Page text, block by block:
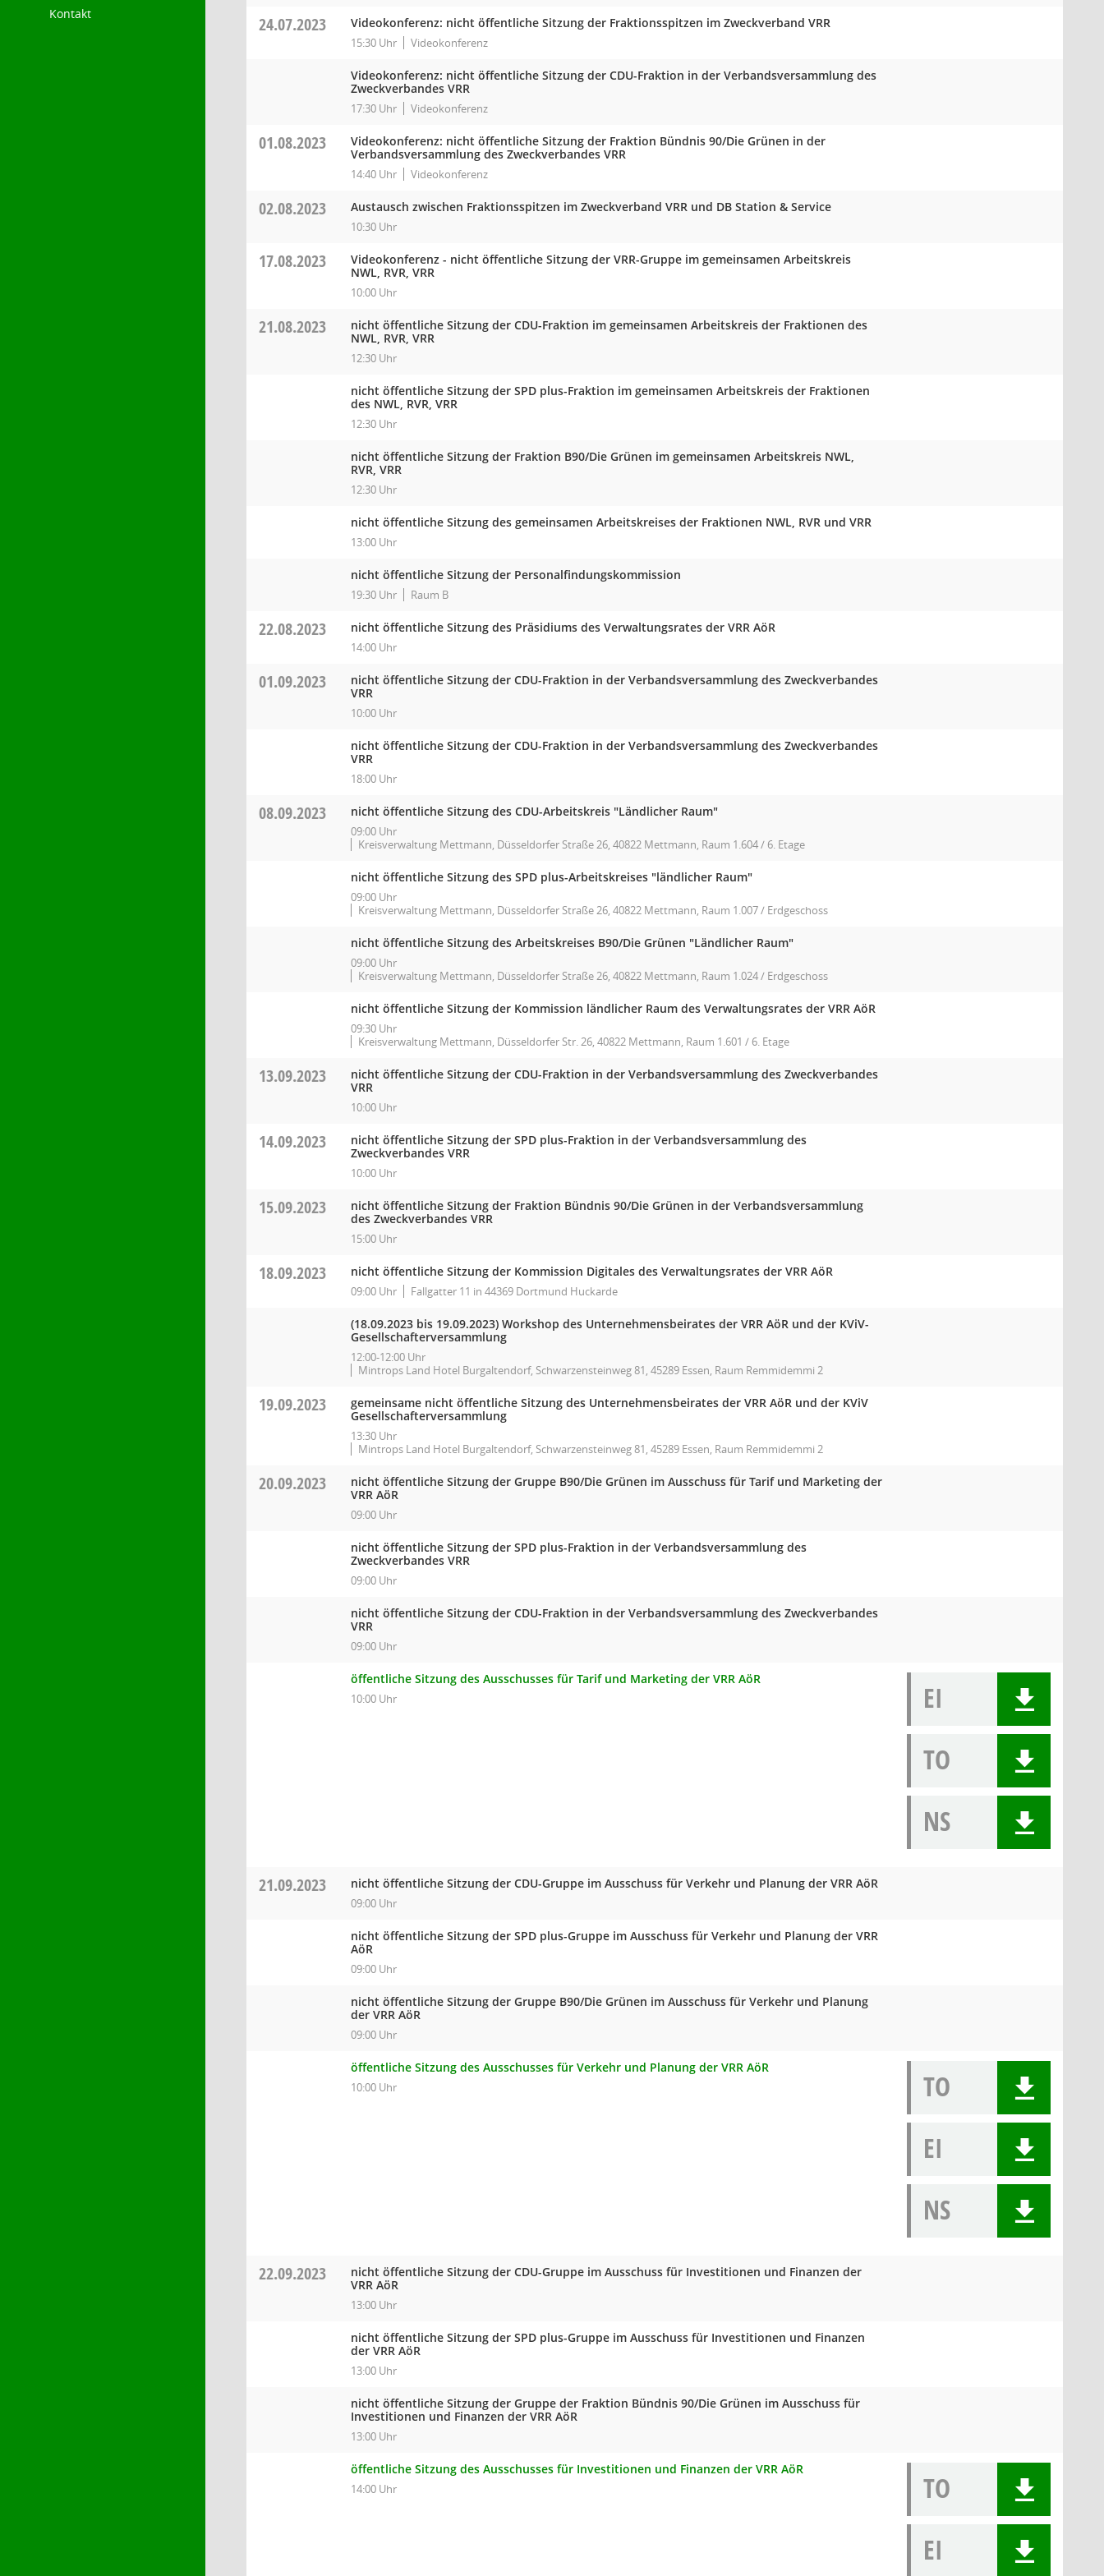
Kontakt
24.07.2023 Videokonferenz: nicht öffentliche Sitzung der Fraktionsspitzen im Zweckverband VRR
15:30 Uhr Videokonferenz
Videokonferenz: nicht öffentliche Sitzung der CDU-Fraktion in der Verbandsversammlung des
Zweckverbandes VRR
17:30 Uhr Videokonferenz
01.08.2023
Videokonferenz: nicht öffentliche Sitzung der Fraktion Bündnis 90/Die Grünen in der
Verbandsversammlung des Zweckverbandes VRR
14:40 Uhr Videokonferenz
02.08.2023 Austausch zwischen Fraktionsspitzen im Zweckverband VRR und DB Station & Service
10:30 Uhr
17.08.2023
Videokonferenz - nicht öffentliche Sitzung der VRR-Gruppe im gemeinsamen Arbeitskreis
NWL, RVR, VRR
10:00 Uhr
21.08.2023
nicht öffentliche Sitzung der CDU-Fraktion im gemeinsamen Arbeitskreis der Fraktionen des
NWL, RVR, VRR
12:30 Uhr
nicht öffentliche Sitzung der SPD plus-Fraktion im gemeinsamen Arbeitskreis der Fraktionen
des NWL, RVR, VRR
12:30 Uhr
nicht öffentliche Sitzung der Fraktion B90/Die Grünen im gemeinsamen Arbeitskreis NWL,
RVR, VRR
12:30 Uhr
nicht öffentliche Sitzung des gemeinsamen Arbeitskreises der Fraktionen NWL, RVR und VRR
13:00 Uhr
nicht öffentliche Sitzung der Personalfindungskommission
19:30 Uhr Raum B
22.08.2023 nicht öffentliche Sitzung des Präsidiums des Verwaltungsrates der VRR AöR
14:00 Uhr
01.09.2023
nicht öffentliche Sitzung der CDU-Fraktion in der Verbandsversammlung des Zweckverbandes
VRR
10:00 Uhr
nicht öffentliche Sitzung der CDU-Fraktion in der Verbandsversammlung des Zweckverbandes
VRR
18:00 Uhr
08.09.2023 nicht öffentliche Sitzung des CDU-Arbeitskreis "Ländlicher Raum"
09:00 Uhr
Kreisverwaltung Mettmann, Düsseldorfer Straße 26, 40822 Mettmann, Raum 1.604 / 6. Etage
nicht öffentliche Sitzung des SPD plus-Arbeitskreises "ländlicher Raum"
09:00 Uhr
Kreisverwaltung Mettmann, Düsseldorfer Straße 26, 40822 Mettmann, Raum 1.007 / Erdgeschoss
nicht öffentliche Sitzung des Arbeitskreises B90/Die Grünen "Ländlicher Raum"
09:00 Uhr
Kreisverwaltung Mettmann, Düsseldorfer Straße 26, 40822 Mettmann, Raum 1.024 / Erdgeschoss
nicht öffentliche Sitzung der Kommission ländlicher Raum des Verwaltungsrates der VRR AöR
09:30 Uhr
Kreisverwaltung Mettmann, Düsseldorfer Str. 26, 40822 Mettmann, Raum 1.601 / 6. Etage
13.09.2023
nicht öffentliche Sitzung der CDU-Fraktion in der Verbandsversammlung des Zweckverbandes
VRR
10:00 Uhr
14.09.2023
nicht öffentliche Sitzung der SPD plus-Fraktion in der Verbandsversammlung des
Zweckverbandes VRR
10:00 Uhr
15.09.2023
nicht öffentliche Sitzung der Fraktion Bündnis 90/Die Grünen in der Verbandsversammlung
des Zweckverbandes VRR
15:00 Uhr
18.09.2023 nicht öffentliche Sitzung der Kommission Digitales des Verwaltungsrates der VRR AöR
09:00 Uhr Fallgatter 11 in 44369 Dortmund Huckarde
(18.09.2023 bis 19.09.2023) Workshop des Unternehmensbeirates der VRR AöR und der KViV-
Gesellschafterversammlung
12:00-12:00 Uhr
Mintrops Land Hotel Burgaltendorf, Schwarzensteinweg 81, 45289 Essen, Raum Remmidemmi 2
19.09.2023
gemeinsame nicht öffentliche Sitzung des Unternehmensbeirates der VRR AöR und der KViV
Gesellschafterversammlung
13:30 Uhr
Mintrops Land Hotel Burgaltendorf, Schwarzensteinweg 81, 45289 Essen, Raum Remmidemmi 2
20.09.2023
nicht öffentliche Sitzung der Gruppe B90/Die Grünen im Ausschuss für Tarif und Marketing der
VRR AöR
09:00 Uhr
nicht öffentliche Sitzung der SPD plus-Fraktion in der Verbandsversammlung des
Zweckverbandes VRR
09:00 Uhr
nicht öffentliche Sitzung der CDU-Fraktion in der Verbandsversammlung des Zweckverbandes
VRR
09:00 Uhr
öffentliche Sitzung des Ausschusses für Tarif und Marketing der VRR AöR
10:00 Uhr
EI
TO
NS
21.09.2023 nicht öffentliche Sitzung der CDU-Gruppe im Ausschuss für Verkehr und Planung der VRR AöR
09:00 Uhr
nicht öffentliche Sitzung der SPD plus-Gruppe im Ausschuss für Verkehr und Planung der VRR
AöR
09:00 Uhr
nicht öffentliche Sitzung der Gruppe B90/Die Grünen im Ausschuss für Verkehr und Planung
der VRR AöR
09:00 Uhr
öffentliche Sitzung des Ausschusses für Verkehr und Planung der VRR AöR
10:00 Uhr
TO
EI
NS
22.09.2023
nicht öffentliche Sitzung der CDU-Gruppe im Ausschuss für Investitionen und Finanzen der
VRR AöR
13:00 Uhr
nicht öffentliche Sitzung der SPD plus-Gruppe im Ausschuss für Investitionen und Finanzen
der VRR AöR
13:00 Uhr
nicht öffentliche Sitzung der Gruppe der Fraktion Bündnis 90/Die Grünen im Ausschuss für
Investitionen und Finanzen der VRR AöR
13:00 Uhr
öffentliche Sitzung des Ausschusses für Investitionen und Finanzen der VRR AöR
14:00 Uhr
TO
EI